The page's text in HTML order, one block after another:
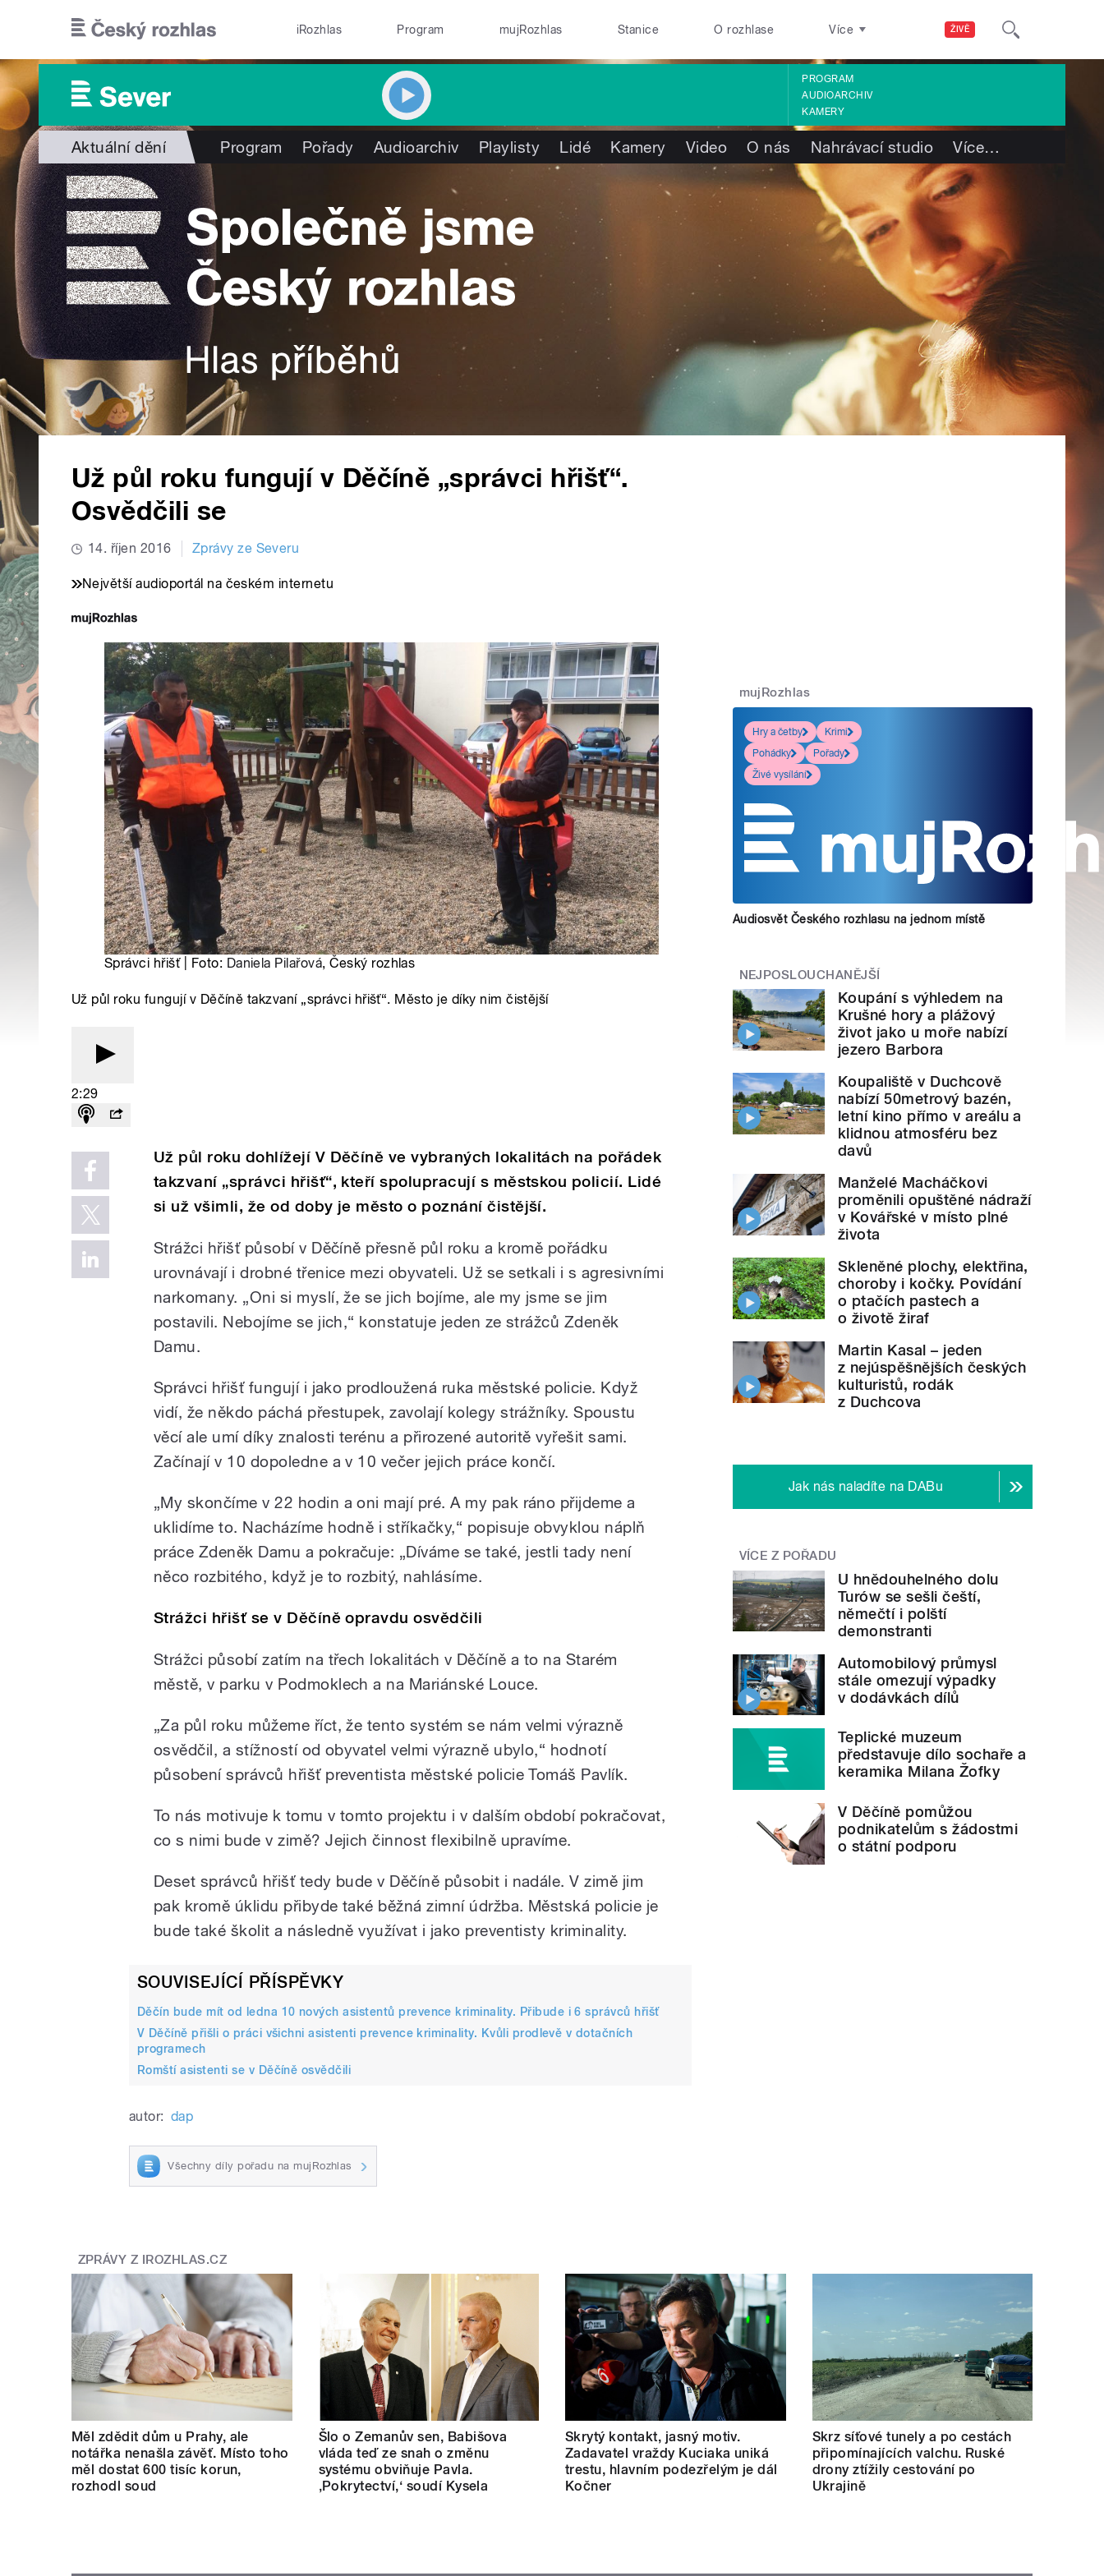
ŽIVĚ
iRozhlas Program mujRozhlas Stanice O rozhlase Více
PROGRAM
AUDIOARCHIV
KAMERY
Aktuální dění Program Pořady Audioarchiv Playlisty Lidé Kamery Video O nás Nahrávací studio Více…
Už půl roku fungují v Děčíně „správci hřišť“.
Osvědčili se
14. říjen 2016 Zprávy ze Severu
Největší audioportál na českém internetu
Správci hřišť | Foto: Daniela Pilařová, Český rozhlas
Už půl roku fungují v Děčíně takzvaní „správci hřišť“. Město je díky nim čistější
2:29
Už půl roku dohlížejí V Děčíně ve vybraných lokalitách na pořádek
takzvaní „správci hřišť“, kteří spolupracují s městskou policií. Lidé
si už všimli, že od doby je město o poznání čistější.
Strážci hřišť působí v Děčíně přesně půl roku a kromě pořádku
urovnávají i drobné třenice mezi obyvateli. Už se setkali i s agresivními
narkomany. „Oni si myslí, že se jich bojíme, ale my jsme se jim
postavili. Nebojíme se jich,“ konstatuje jeden ze strážců Zdeněk
Damu.
Správci hřišť fungují i jako prodloužená ruka městské policie. Když
vidí, že někdo páchá přestupek, zavolají kolegy strážníky. Spoustu
věcí ale umí díky znalosti terénu a přirozené autoritě vyřešit sami.
Začínají v 10 dopoledne a v 10 večer jejich práce končí.
„My skončíme v 22 hodin a oni mají pré. A my pak ráno přijdeme a
uklidíme to. Nacházíme hodně i stříkačky,“ popisuje obvyklou náplň
práce Zdeněk Damu a pokračuje: „Díváme se také, jestli tady není
něco rozbitého, když je to rozbitý, nahlásíme.
Strážci hřišť se v Děčíně opravdu osvědčili
Strážci působí zatím na třech lokalitách v Děčíně a to na Starém
městě, v parku v Podmoklech a na Mariánské Louce.
„Za půl roku můžeme říct, že tento systém se nám velmi výrazně
osvědčil, a stížností od obyvatel velmi výrazně ubylo,“ hodnotí
působení správců hřišť preventista městské policie Tomáš Pavlík.
To nás motivuje k tomu v tomto projektu i v dalším období pokračovat,
co s nimi bude v zimě? Jejich činnost flexibilně upravíme.
Deset správců hřišť tedy bude v Děčíně působit i nadále. V zimě jim
pak kromě úklidu přibyde také běžná zimní údržba. Městská policie je
bude také školit a následně využívat i jako preventisty kriminality.
SOUVISEJÍCÍ PŘÍSPĚVKY
Děčín bude mít od ledna 10 nových asistentů prevence kriminality. Přibude i 6 správců hřišť
V Děčíně přišli o práci všichni asistenti prevence kriminality. Kvůli prodlevě v dotačních
programech
Romští asistenti se v Děčíně osvědčili
autor: dap
Všechny díly pořadu na mujRozhlas
mujRozhlas
Hry a četby
Krimi
Pohádky
Pořady
Živé vysílání
Audiosvět Českého rozhlasu na jednom místě
NEJPOSLOUCHANĚJŠÍ
Koupání s výhledem na
Krušné hory a plážový
život jako u moře nabízí
jezero Barbora
Koupaliště v Duchcově
nabízí 50metrový bazén,
letní kino přímo v areálu a
klidnou atmosféru bez
davů
Manželé Macháčkovi
proměnili opuštěné nádraží
v Kovářské v místo plné
života
Skleněné plochy, elektřina,
choroby i kočky. Povídání
o ptačích pastech a
o životě žiraf
Martin Kasal – jeden
z nejúspěšnějších českých
kulturistů, rodák
z Duchcova
Jak nás naladíte na DABu
VÍCE Z POŘADU
U hnědouhelného dolu
Turów se sešli čeští,
němečtí i polští
demonstranti
Automobilový průmysl
stále omezují výpadky
v dodávkách dílů
Teplické muzeum
představuje dílo sochaře a
keramika Milana Žofky
V Děčíně pomůžou
podnikatelům s žádostmi
o státní podporu
ZPRÁVY Z IROZHLAS.CZ
Měl zdědit dům u Prahy, ale
notářka nenašla závěť. Místo toho
měl dostat 600 tisíc korun,
rozhodl soud
Šlo o Zemanův sen, Babišova
vláda teď ze snah o změnu
systému obviňuje Pavla.
‚Pokrytectví,‘ soudí Kysela
Skrytý kontakt, jasný motiv.
Zadavatel vraždy Kuciaka uniká
trestu, hlavním podezřelým je dál
Kočner
Skrz síťové tunely a po cestách
připomínajících valchu. Ruské
drony ztížily cestování po
Ukrajině